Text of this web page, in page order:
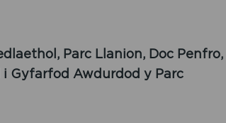
Parc Llanion, Doc Penfro,
i Gyfarfod Awdurdod y Parc